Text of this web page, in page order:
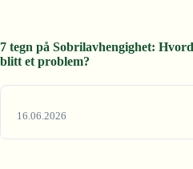
7 tegn på Sobrilavhengighet:
blitt et problem?
16.06.2026